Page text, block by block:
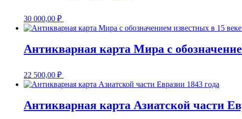
30 000,00 ₽
Антикварная карта Мира с
22 500,00 ₽
Антикварная карта Азиатской части